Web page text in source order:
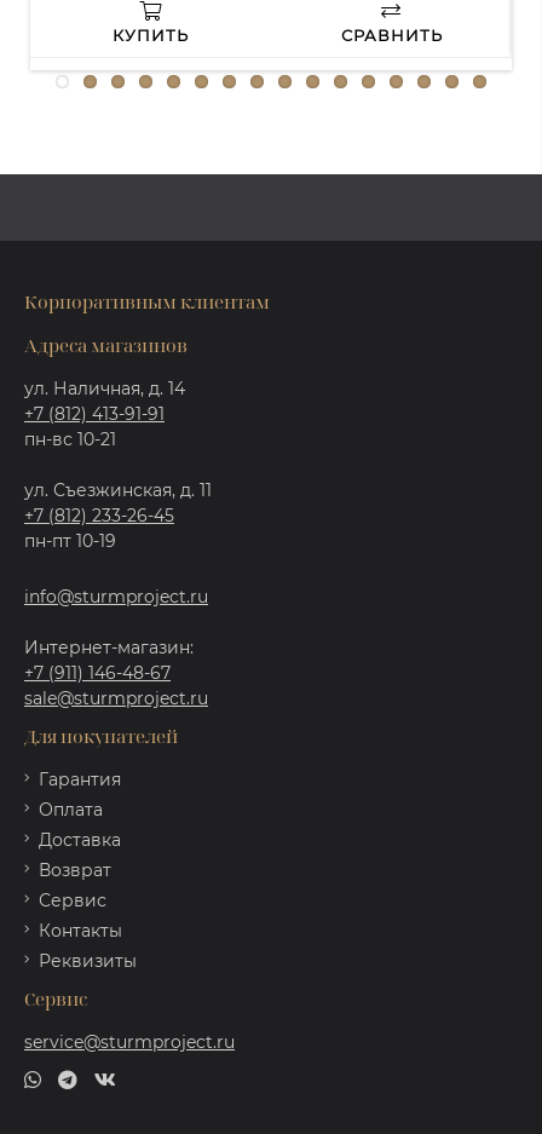
КУПИТЬ СРАВНИТЬ
Корпоративным клиентам
Адреса магазинов
ул. Наличная, д. 14
+7 (812) 413-91-91
пн-вс 10-21
ул. Съезжинская, д. 11
+7 (812) 233-26-45
пн-пт 10-19
info@sturmproject.ru
Интернет-магазин:
+7 (911) 146-48-67
sale@sturmproject.ru
Для покупателей
Гарантия
Оплата
Доставка
Возврат
Сервис
Контакты
Реквизиты
Сервис
service@sturmproject.ru